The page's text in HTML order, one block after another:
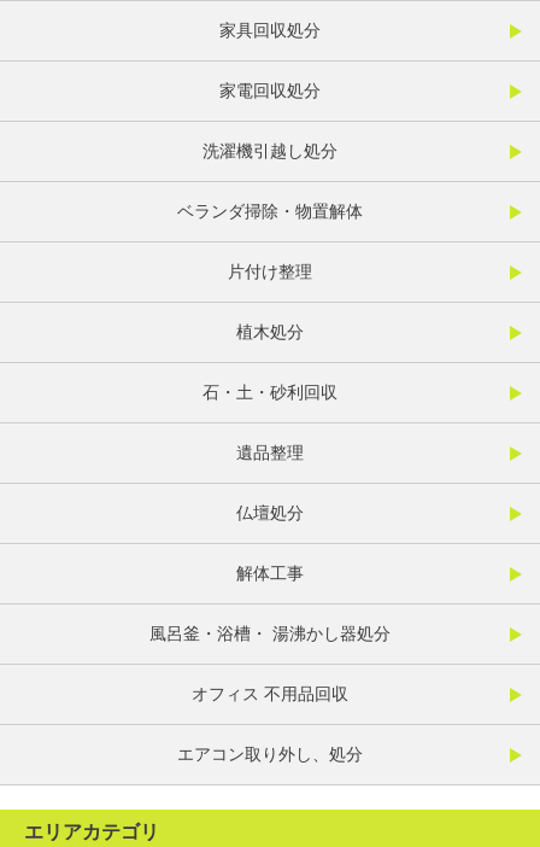
家具回収処分
家電回収処分
洗濯機引越し処分
ベランダ掃除・物置解体
片付け整理
植木処分
石・土・砂利回収
遺品整理
仏壇処分
解体工事
風呂釜・浴槽・ 湯沸かし器処分
オフィス 不用品回収
エアコン取り外し、処分
エリアカテゴリ